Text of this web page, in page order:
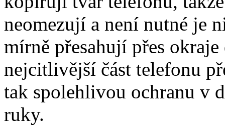
neomezují a není nutné je
mírně přesahují přes
nejcitlivější část telefonu
tak spolehlivou ochranu v
ruky.